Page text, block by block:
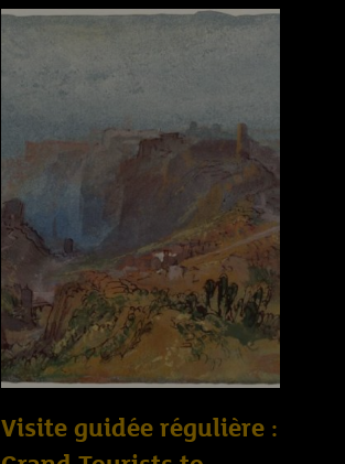
Visite guidée régulière :